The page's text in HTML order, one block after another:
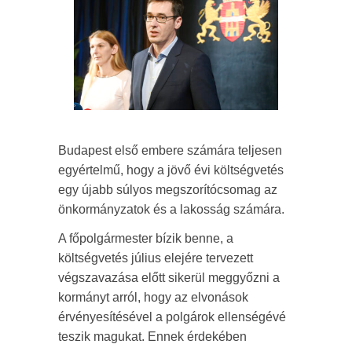
Budapest első embere számára teljesen
egyértelmű, hogy a jövő évi költségvetés
egy újabb súlyos megszorítócsomag az
önkormányzatok és a lakosság számára.
A főpolgármester bízik benne, a
költségvetés július elejére tervezett
végszavazása előtt sikerül meggyőzni a
kormányt arról, hogy az elvonások
érvényesítésével a polgárok ellenségévé
teszik magukat. Ennek érdekében